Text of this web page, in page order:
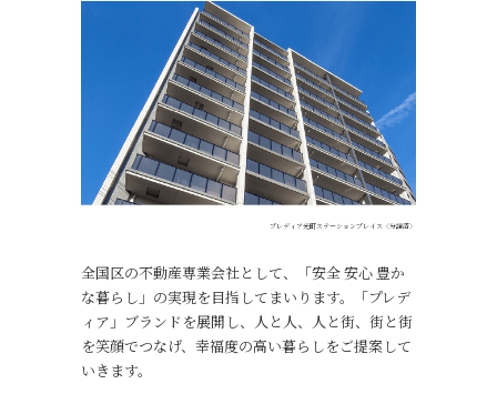
プレディア光町ステーションプレイス〈分譲済〉
全国区の不動産専業会社として、「安全 安心 豊か
な暮らし」の実現を目指してまいります。「プレデ
ィア」ブランドを展開し、人と人、人と街、街と街
を笑顔でつなげ、幸福度の高い暮らしをご提案して
いきます。